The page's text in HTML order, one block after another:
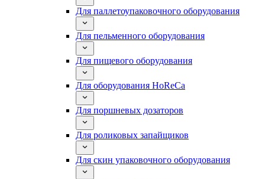
Для паллетоупаковочного оборудования
Для пельменного оборудования
Для пищевого оборудования
Для оборудования HoReCa
Для поршневых дозаторов
Для роликовых запайщиков
Для скин упаковочного оборудования